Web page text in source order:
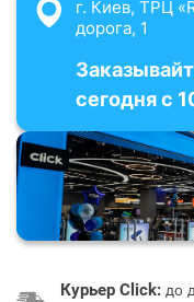
г. Киев, ТРЦ
дорога, 1
сегодня с
Курьер Click: до